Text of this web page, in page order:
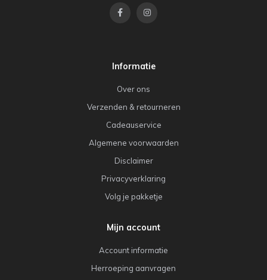
Informatie
Over ons
Verzenden & retourneren
Cadeauservice
Algemene voorwaarden
Disclaimer
Privacyverklaring
Volg je pakketje
Mijn account
Account informatie
Herroeping aanvragen